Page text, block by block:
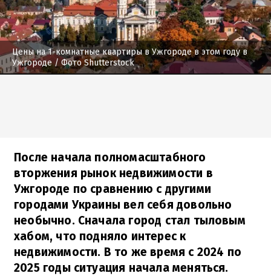
Цены на 1-комнатные квартиры в Ужгороде в этом году в
Ужгороде/ Фото Shutterstock
После начала полномасштабного
вторжения рынок недвижимости в
Ужгороде по сравнению с другими
городами Украины вел себя довольно
необычно. Сначала город стал тыловым
хабом, что подняло интерес к
недвижимости. В то же время с 2024 по
2025 годы ситуация начала меняться.